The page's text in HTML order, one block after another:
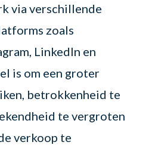
via verschillende
zoals
LinkedIn en
is om een groter
betrokkenheid te
te vergroten
verkoop te